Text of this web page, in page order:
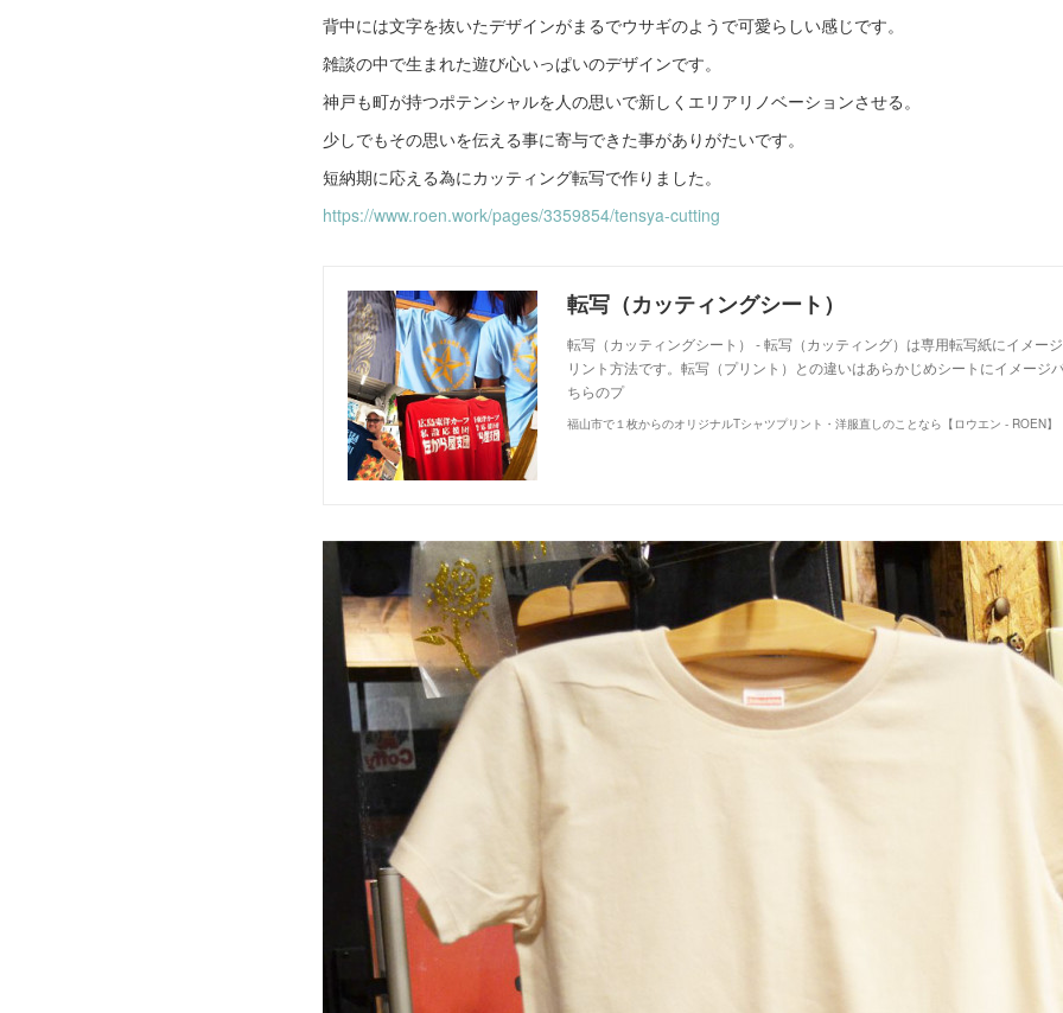
背中には文字を抜いたデザインがまるでウサギのようで可愛らしい感じです。
雑談の中で生まれた遊び心いっぱいのデザインです。
神戸も町が持つポテンシャルを人の思いで新しくエリアリノベーションさせる。
少しでもその思いを伝える事に寄与できた事がありがたいです。
短納期に応える為にカッティング転写で作りました。
https://www.roen.work/pages/3359854/tensya-cutting
転写（カッティングシート）
転写（カッティングシート） - 転写（カッティング）は専用転写紙にイメー
リント方法です。転写（プリント）との違いはあらかじめシートにイメージ
ちらのプ
福山市で１枚からのオリジナルTシャツプリント・洋服直しのことなら【ロウエン - ROEN】